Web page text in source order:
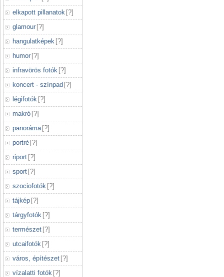
elkapott pillanatok [?]
glamour [?]
hangulatképek [?]
humor [?]
infravörös fotók [?]
koncert - színpad [?]
légifotók [?]
makró [?]
panoráma [?]
portré [?]
riport [?]
sport [?]
szociofotók [?]
tájkép [?]
tárgyfotók [?]
természet [?]
utcaifotók [?]
város, építészet [?]
vízalatti fotók [?]